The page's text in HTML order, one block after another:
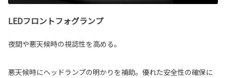
LEDフロントフォグランプ
夜間や悪天候時の視認性を高める。
悪天候時にヘッドランプの明かりを補助。優れた安全性の確保に